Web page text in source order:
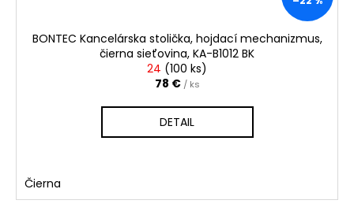
BONTEC Kancelárska stolička, hojdací mechanizmus,
čierna sieťovina, KA-B1012 BK
24 (100 ks)
78 € / ks
DETAIL
Čierna